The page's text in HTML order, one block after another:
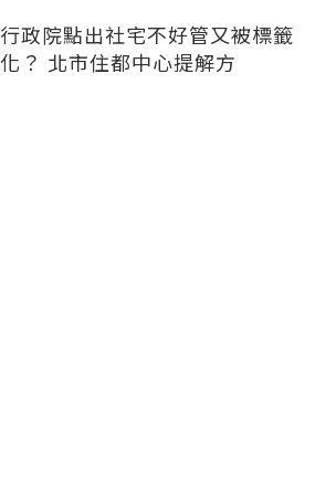
行政院點出社宅不好管又被標籤
化？ 北市住都中心提解方